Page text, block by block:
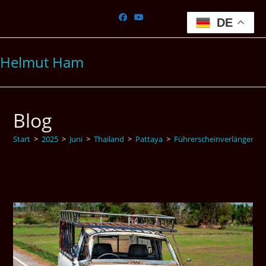
springen
Helmut Ham
Blog
Start > 2025 > Juni > Thailand > Pattaya >
DE